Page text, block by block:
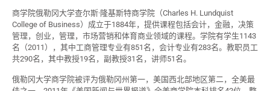
商学院俄勒冈大学查尔斯·隆基斯特商学院（Charles H. Lundquist
College of Business）成立于1884年，提供课程包括会计，金融，决策
管理，创业，管理，市场营销和体育商业领域的课程。学院有学生1143
名（2011），其中工商管理专业有851名，会计专业有283名。教职员工
共290名，其中教授19名，副教授31名，讲师51名。
俄勒冈大学商学院被评为俄勒冈州第一，美国西北部地区第二，全美最